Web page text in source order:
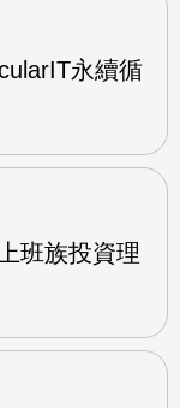
永續循
班族投資理